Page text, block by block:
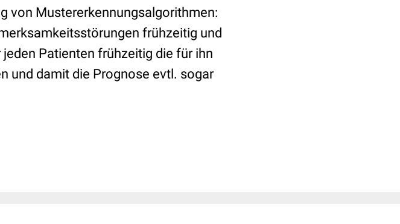
von Mustererkennungsalgorithmen:
frühzeitig und
Patienten frühzeitig die für ihn
und damit die Prognose evtl. sogar